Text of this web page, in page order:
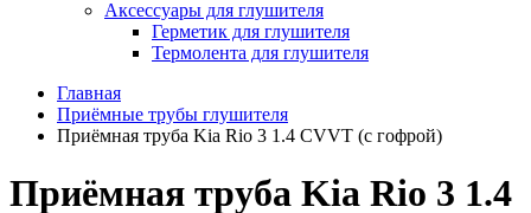
Аксессуары для глушителя
Герметик для глушителя
Термолента для глушителя
Главная
Приёмные трубы глушителя
Приёмная труба Kia Rio 3 1.4 CVVT (с гофрой)
Приёмная труба Kia Rio 3 1.4